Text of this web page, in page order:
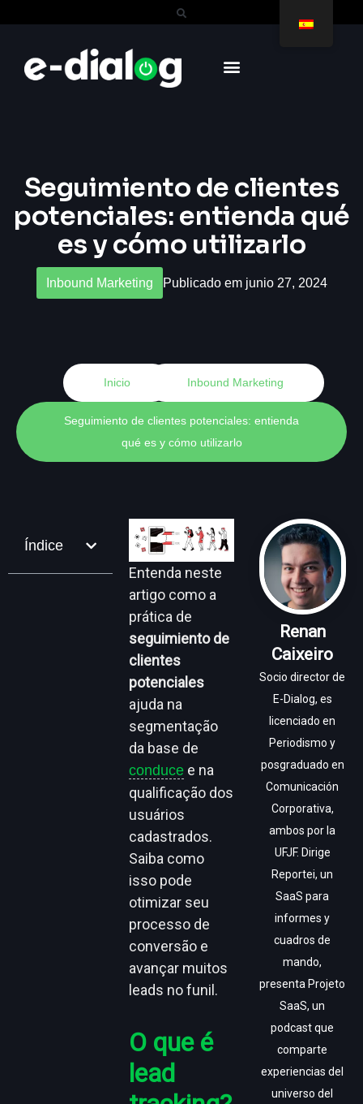
Seguimiento de clientes
potenciales: entienda qué
es y cómo utilizarlo
Inbound Marketing Publicado em junio 27, 2024
Inicio Inbound Marketing
Seguimiento de clientes potenciales: entienda
qué es y cómo utilizarlo
Índice
Entenda neste
artigo como a
prática de
seguimiento de
clientes
potenciales
ajuda na
segmentação
da base de
conduce e na
qualificação dos
usuários
cadastrados.
Saiba como
isso pode
otimizar seu
processo de
conversão e
avançar muitos
leads no funil.
O que é
lead
Renan
Caixeiro
Socio director de
E-Dialog, es
licenciado en
Periodismo y
posgraduado en
Comunicación
Corporativa,
ambos por la
UFJF. Dirige
Reportei, un
SaaS para
informes y
cuadros de
mando,
presenta Projeto
SaaS, un
podcast que
comparte
experiencias del
universo del